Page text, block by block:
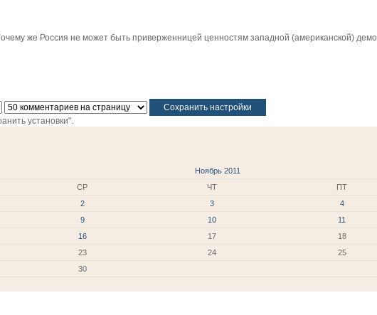
же Россия не может быть приверженницей ценностям западной (американской)
установки".
Ноябрь 2011
СР ЧТ ПТ
2 3 4
9 10 11
16 17 18
23 24 25
30